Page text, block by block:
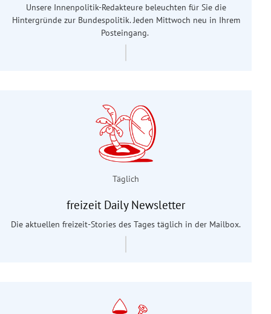
Unsere Innenpolitik-Redakteure beleuchten für Sie die
Hintergründe zur Bundespolitik. Jeden Mittwoch neu in Ihrem
Posteingang.
Täglich
freizeit Daily Newsletter
Die aktuellen freizeit-Stories des Tages täglich in der Mailbox.